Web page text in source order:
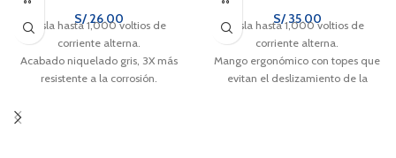
S/ 26.00
Aísla hasta 1,000 voltios de
corriente alterna.
Acabado niquelado gris, 3X más
resistente a la corrosión.
S/35.00
Aísla hasta 1,000 voltios de
corriente alterna.
Mango ergonómico con topes que
evitan el deslizamiento de la